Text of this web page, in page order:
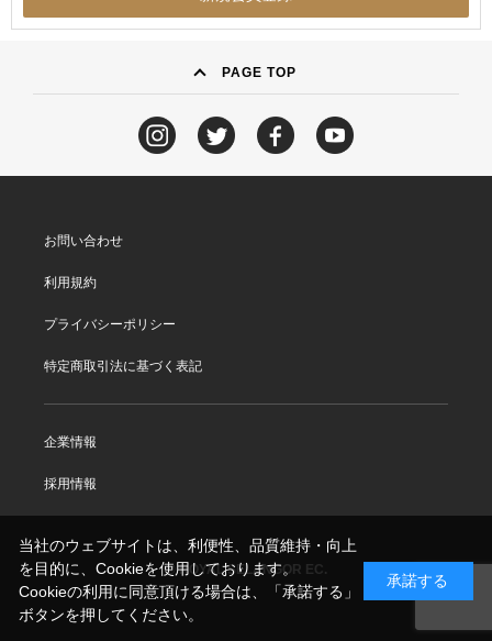
PAGE TOP
お問い合わせ
利用規約
プライバシーポリシー
特定商取引法に基づく表記
企業情報
採用情報
© ROYAL SELANGOR EC.
当社のウェブサイトは、利便性、品質維持・向上
を目的に、Cookieを使用しております。
Cookieの利用に同意頂ける場合は、「承諾する」
ボタンを押してください。
承諾する